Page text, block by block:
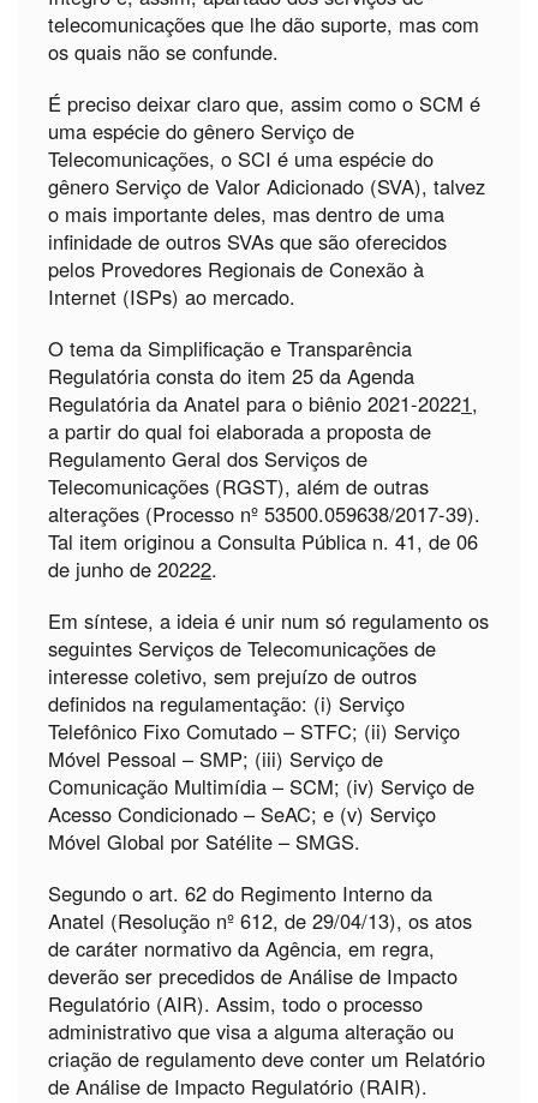
telecomunicações que lhe dão suporte, mas com
os quais não se confunde.
É preciso deixar claro que, assim como o SCM é
uma espécie do gênero Serviço de
Telecomunicações, o SCI é uma espécie do
gênero Serviço de Valor Adicionado (SVA), talvez
o mais importante deles, mas dentro de uma
infinidade de outros SVAs que são oferecidos
pelos Provedores Regionais de Conexão à
Internet (ISPs) ao mercado.
O tema da Simplificação e Transparência
Regulatória consta do item 25 da Agenda
Regulatória da Anatel para o biênio 2021-20221,
a partir do qual foi elaborada a proposta de
Regulamento Geral dos Serviços de
Telecomunicações (RGST), além de outras
alterações (Processo nº 53500.059638/2017-39).
Tal item originou a Consulta Pública n. 41, de 06
de junho de 20222.
Em síntese, a ideia é unir num só regulamento os
seguintes Serviços de Telecomunicações de
interesse coletivo, sem prejuízo de outros
definidos na regulamentação: (i) Serviço
Telefônico Fixo Comutado – STFC; (ii) Serviço
Móvel Pessoal – SMP; (iii) Serviço de
Comunicação Multimídia – SCM; (iv) Serviço de
Acesso Condicionado – SeAC; e (v) Serviço
Móvel Global por Satélite – SMGS.
Segundo o art. 62 do Regimento Interno da
Anatel (Resolução nº 612, de 29/04/13), os atos
de caráter normativo da Agência, em regra,
deverão ser precedidos de Análise de Impacto
Regulatório (AIR). Assim, todo o processo
administrativo que visa a alguma alteração ou
criação de regulamento deve conter um Relatório
de Análise de Impacto Regulatório (RAIR).